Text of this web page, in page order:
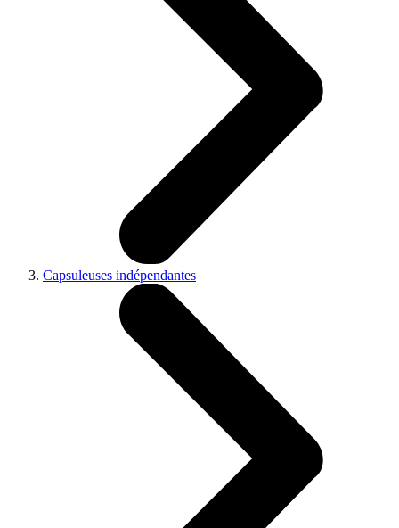
Capsuleuses indépendantes